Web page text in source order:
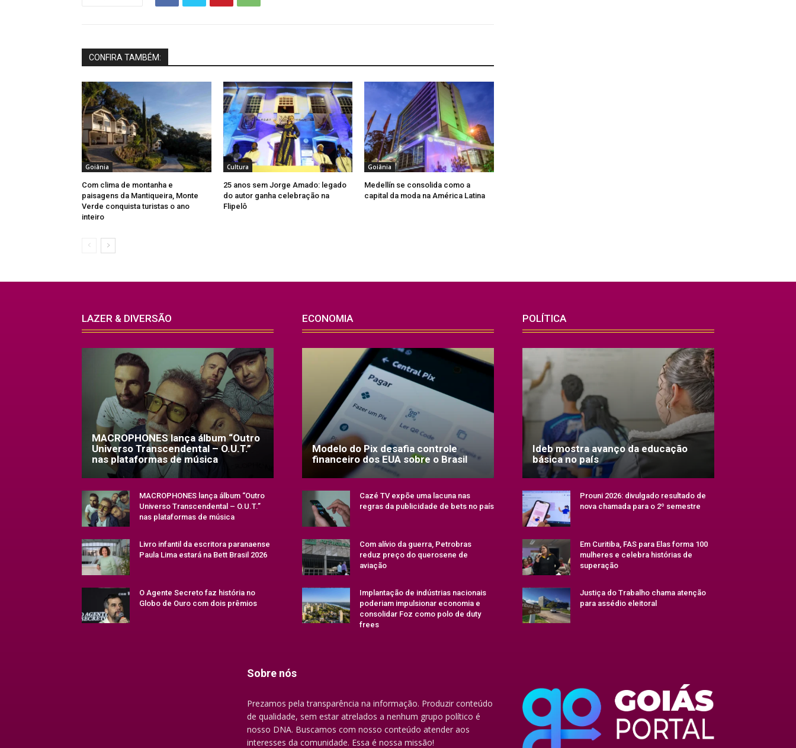
CONFIRA TAMBÉM:
Goiânia
Com clima de montanha e
paisagens da Mantiqueira, Monte
Verde conquista turistas o ano
inteiro
Cultura
25 anos sem Jorge Amado: legado
do autor ganha celebração na
Flipelô
Goiânia
Medellín se consolida como a
capital da moda na América Latina
LAZER & DIVERSÃO
MACROPHONES lança álbum “Outro
Universo Transcendental – O.U.T.”
nas plataformas de música
MACROPHONES lança álbum “Outro
Universo Transcendental – O.U.T.”
nas plataformas de música
Livro infantil da escritora paranaense
Paula Lima estará na Bett Brasil 2026
O Agente Secreto faz história no
Globo de Ouro com dois prêmios
ECONOMIA
Modelo do Pix desafia controle
financeiro dos EUA sobre o Brasil
Cazé TV expõe uma lacuna nas
regras da publicidade de bets no país
Com alívio da guerra, Petrobras
reduz preço do querosene de
aviação
Implantação de indústrias nacionais
poderiam impulsionar economia e
consolidar Foz como polo de duty
frees
POLÍTICA
Ideb mostra avanço da educação
básica no país
Prouni 2026: divulgado resultado de
nova chamada para o 2º semestre
Em Curitiba, FAS para Elas forma 100
mulheres e celebra histórias de
superação
Justiça do Trabalho chama atenção
para assédio eleitoral
Sobre nós
Prezamos pela transparência na informação. Produzir conteúdo
de qualidade, sem estar atrelados a nenhum grupo político é
nosso DNA. Buscamos com nosso conteúdo atender aos
interesses da comunidade. Essa é nossa missão!